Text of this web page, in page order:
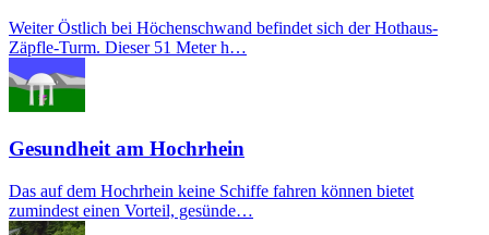
Weiter Östlich bei Höchenschwand befindet sich der Hothaus-
Zäpfle-Turm. Dieser 51 Meter h…
Gesundheit am Hochrhein
Das auf dem Hochrhein keine Schiffe fahren können bietet
zumindest einen Vorteil, gesünde…